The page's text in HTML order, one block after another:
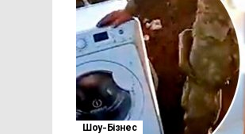
Шоу-Бізнес